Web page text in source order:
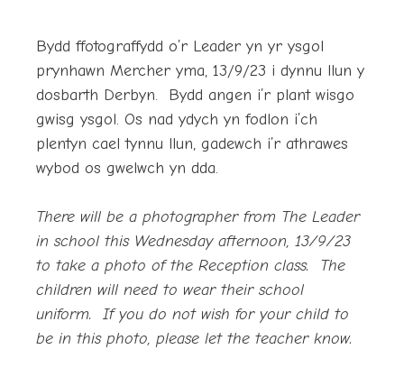
Bydd ffotograffydd o’r Leader yn yr ysgol
prynhawn Mercher yma, 13/9/23 i dynnu llun y
dosbarth Derbyn. Bydd angen i’r plant wisgo
gwisg ysgol. Os nad ydych yn fodlon i’ch
plentyn cael tynnu llun, gadewch i’r athrawes
wybod os gwelwch yn dda.
There will be a photographer from The Leader
in school this Wednesday afternoon, 13/9/23
to take a photo of the Reception class. The
children will need to wear their school
uniform. If you do not wish for your child to
be in this photo, please let the teacher know.